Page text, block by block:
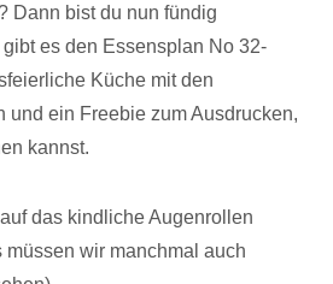
Dann bist du nun fündig
es den Essensplan No 32-
Küche mit den
und ein Freebie zum Ausdrucken,
kannst.
das kindliche Augenrollen
müssen wir manchmal auch